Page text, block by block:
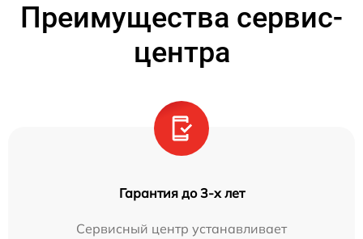
Преимущества сервис-
центра
Гарантия до 3-х лет
Сервисный центр устанавливает